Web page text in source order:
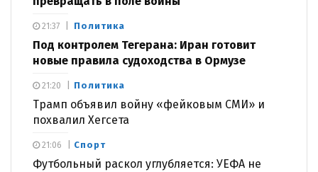
Политика
Под контролем Тегерана: Иран готовит
новые правила судоходства в Ормузе
21:37
Политика
Трамп объявил войну «фейковым СМИ» и
похвалил Хегсета
21:20
Спорт
Футбольный раскол углубляется: УЕФА не
21:06